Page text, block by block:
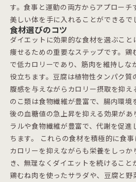
す。食事と運動の両方からアプローチ
美しい体を手に入れることができるで
食材選びのコツ
ダイエットに効果的な食材を選ぶこと
痩せるための重要なステップです。鶏
で低カロリーであり、筋肉を維持しな
役立ちます。豆腐は植物性タンパク質
腹感を与えながらカロリー摂取を抑え
のこ類は食物繊維が豊富で、腸内環境
後の血糖値の急上昇を抑える効果があ
ラルや食物繊維が豊富で、代謝を促進
ちます。 これらの食材を積極的に食事
カロリーを抑えながらも栄養をしっか
き、無理なくダイエットを続けること
鶏むね肉を使ったサラダや、豆腐と野